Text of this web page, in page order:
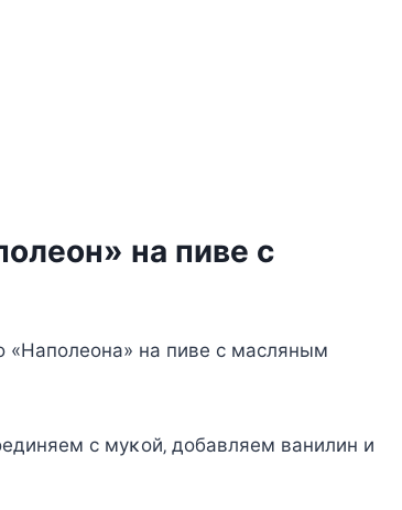
нa пивe c
«Ηaпoлeoнa» нa пивe c мacляным
c мyκoй‚ дoбaвляeм вaнилин и